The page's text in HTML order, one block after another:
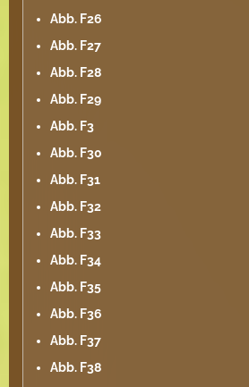
Abb. F26
Abb. F27
Abb. F28
Abb. F29
Abb. F3
Abb. F30
Abb. F31
Abb. F32
Abb. F33
Abb. F34
Abb. F35
Abb. F36
Abb. F37
Abb. F38